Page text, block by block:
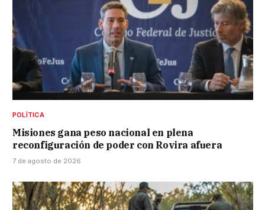
POLÍTICA
Misiones gana peso nacional en plena
reconfiguración de poder con Rovira afuera
7 de agosto de 2026